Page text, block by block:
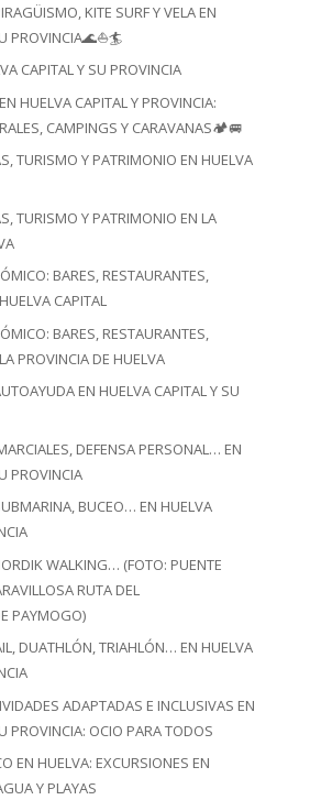
KITE SURF Y VELA EN
PROVINCIA🌊⛵🏄
CAPITAL Y SU PROVINCIA
HUELVA CAPITAL Y PROVINCIA:
CAMPINGS Y CARAVANAS🏕️🚐
TURISMO Y PATRIMONIO EN HUELVA
TURISMO Y PATRIMONIO EN LA
BARES, RESTAURANTES,
CAPITAL
BARES, RESTAURANTES,
PROVINCIA DE HUELVA
EN HUELVA CAPITAL Y SU
DEFENSA PERSONAL… EN
PROVINCIA
BUCEO… EN HUELVA
WALKING… (FOTO: PUENTE
RUTA DEL
PAYMOGO)
DUATHLÓN, TRIAHLÓN… EN HUELVA
ADAPTADAS E INCLUSIVAS EN
PROVINCIA: OCIO PARA TODOS
EN HUELVA: EXCURSIONES EN
Y PLAYAS